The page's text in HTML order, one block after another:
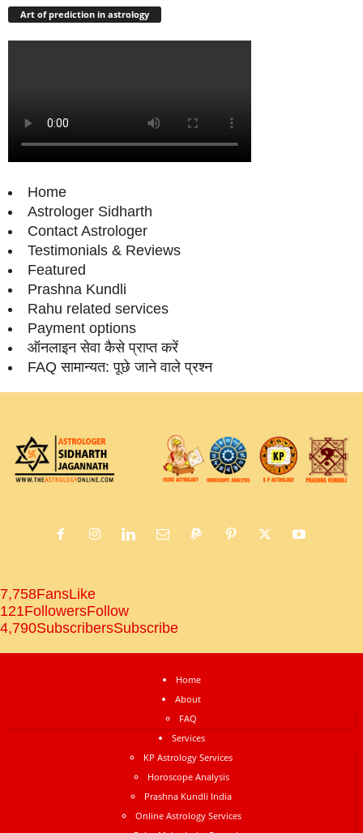
Art of prediction in astrology
Home
Astrologer Sidharth
Contact Astrologer
Testimonials & Reviews
Featured
Prashna Kundli
Rahu related services
Payment options
ऑनलाइन सेवा कैसे प्राप्‍त करें
FAQ सामान्‍यत: पूछे जाने वाले प्रश्‍न
7,758FansLike
121FollowersFollow
4,790SubscribersSubscribe
Home
About
FAQ
Services
KP Astrology Services
Horoscope Analysis
Prashna Kundli India
Online Astrology Services